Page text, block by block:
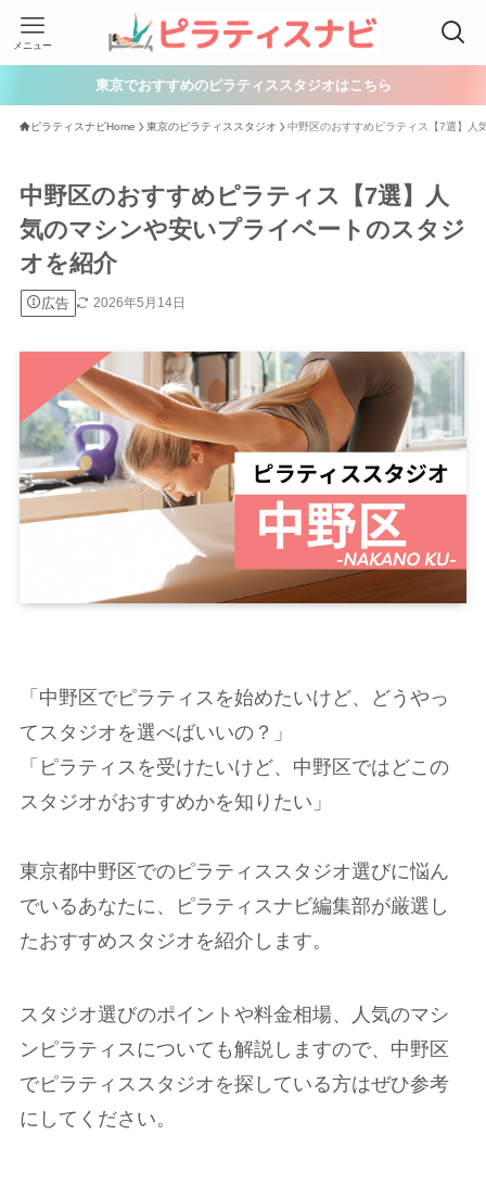
メニュー
東京でおすすめのピラティススタジオはこちら
ピラティスナビHome 東京のピラティススタジオ 中野区のおすすめピラティス【7選】人
中野区のおすすめピラティス【7選】人
気のマシンや安いプライベートのスタジ
オを紹介
広告 2026年5月14日
「中野区でピラティスを始めたいけど、どうやっ
てスタジオを選べばいいの？」
「ピラティスを受けたいけど、中野区ではどこの
スタジオがおすすめかを知りたい」
東京都中野区でのピラティススタジオ選びに悩ん
でいるあなたに、ピラティスナビ編集部が厳選し
たおすすめスタジオを紹介します。
スタジオ選びのポイントや料金相場、人気のマシ
ンピラティスについても解説しますので、中野区
でピラティススタジオを探している方はぜひ参考
にしてください。